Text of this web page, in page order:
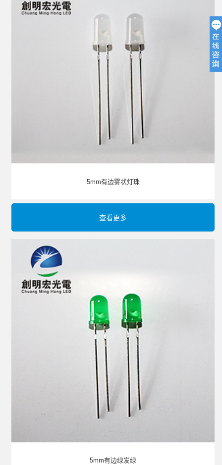
5mm有边雾状灯珠
查看更多
5mm有边绿发绿